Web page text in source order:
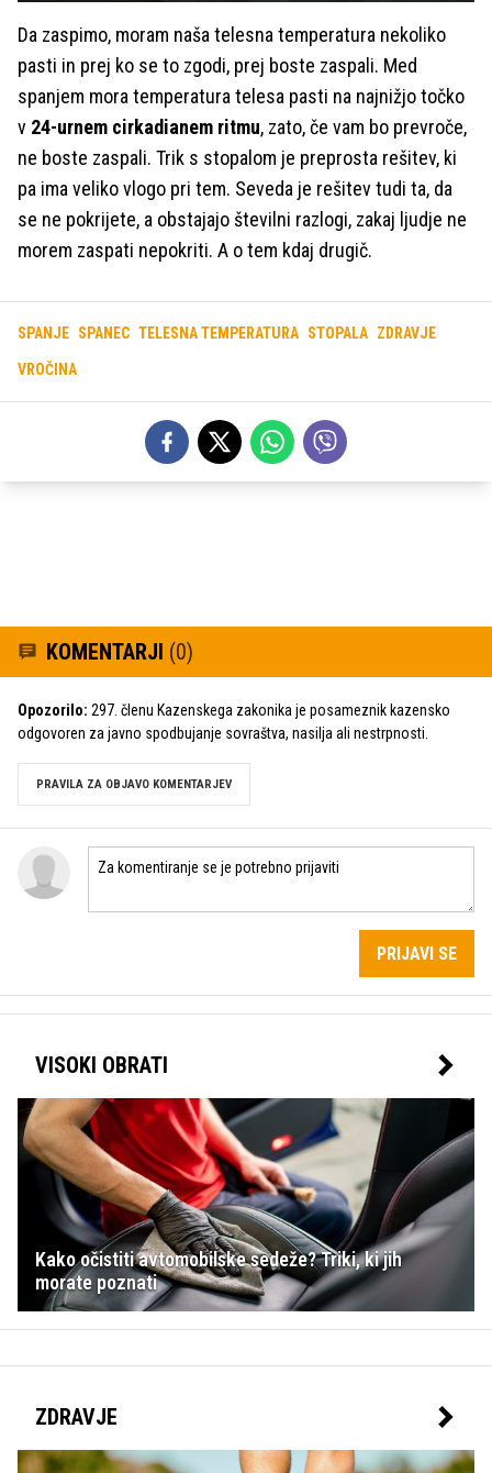
Da zaspimo, moram naša telesna temperatura nekoliko
pasti in prej ko se to zgodi, prej boste zaspali. Med
spanjem mora temperatura telesa pasti na najnižjo točko
v 24-urnem cirkadianem ritmu, zato, če vam bo prevroče,
ne boste zaspali. Trik s stopalom je preprosta rešitev, ki
pa ima veliko vlogo pri tem. Seveda je rešitev tudi ta, da
se ne pokrijete, a obstajajo številni razlogi, zakaj ljudje ne
morem zaspati nepokriti. A o tem kdaj drugič.
SPANJE SPANEC TELESNA TEMPERATURA STOPALA ZDRAVJE
VROČINA
KOMENTARJI (0)
Opozorilo: 297. členu Kazenskega zakonika je posameznik kazensko
odgovoren za javno spodbujanje sovraštva, nasilja ali nestrpnosti.
PRAVILA ZA OBJAVO KOMENTARJEV
PRIJAVI SE
VISOKI OBRATI
Kako očistiti avtomobilske sedeže? Triki, ki jih
morate poznati
ZDRAVJE